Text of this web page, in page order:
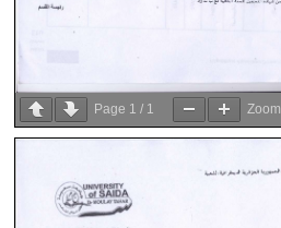
Page 1 / 1 Zoom